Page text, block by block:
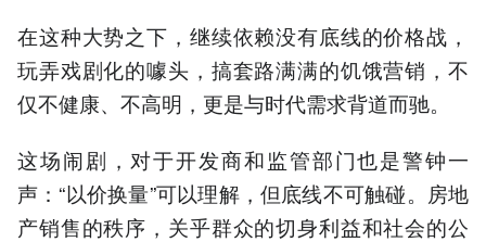
在这种大势之下，继续依赖没有底线的价格战，
玩弄戏剧化的噱头，搞套路满满的饥饿营销，不
仅不健康、不高明，更是与时代需求背道而驰。
这场闹剧，对于开发商和监管部门也是警钟一
声：“以价换量”可以理解，但底线不可触碰。房地
产销售的秩序，关乎群众的切身利益和社会的公